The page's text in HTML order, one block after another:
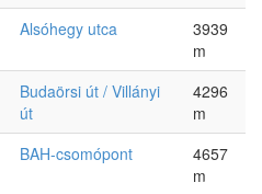
Alsóhegy utca
3939
m
Budaörsi út / Villányi
út
4296
m
BAH-csomópont
4657
m